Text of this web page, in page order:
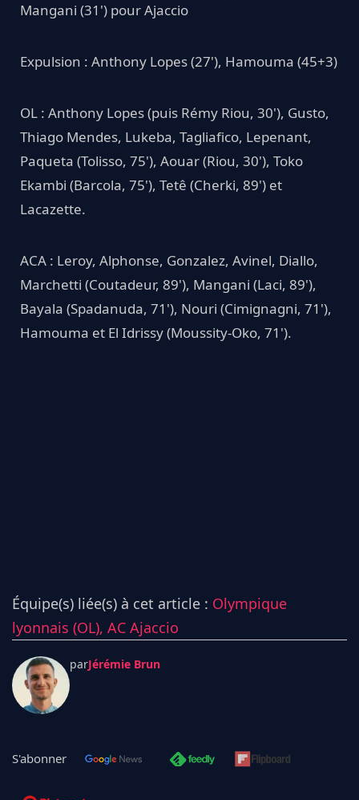
Mangani (31') pour Ajaccio
Expulsion : Anthony Lopes (27'), Hamouma (45+3)
OL : Anthony Lopes (puis Rémy Riou, 30'), Gusto,
Thiago Mendes, Lukeba, Tagliafico, Lepenant,
Paqueta (Tolisso, 75'), Aouar (Riou, 30'), Toko
Ekambi (Barcola, 75'), Tetê (Cherki, 89') et
Lacazette.
ACA : Leroy, Alphonse, Gonzalez, Avinel, Diallo,
Marchetti (Coutadeur, 89'), Mangani (Laci, 89'),
Bayala (Spadanuda, 71'), Nouri (Cimignagni, 71'),
Hamouma et El Idrissy (Moussity-Oko, 71').
Équipe(s) liée(s) à cet article : Olympique
lyonnais (OL), AC Ajaccio
parJérémie Brun
S'abonner